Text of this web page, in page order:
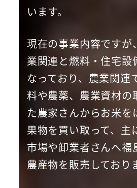
います。
現在の事業内容ですが
業関連と燃料・住宅設
なっており、農業関連
料や農薬、農業資材の
た農家さんからお米を
果物を買い取って、主
市場や卸業者さんへ福
農産物を販売しており